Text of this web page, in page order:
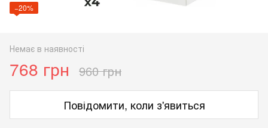
−20%
Немає в наявності
768 грн 960 грн
Повідомити, коли з'явиться